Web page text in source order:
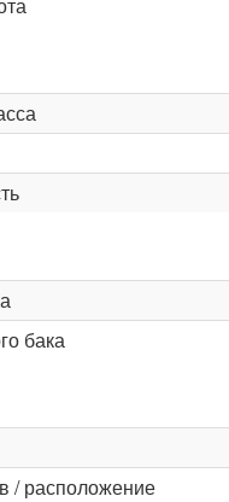
бака
/ расположение